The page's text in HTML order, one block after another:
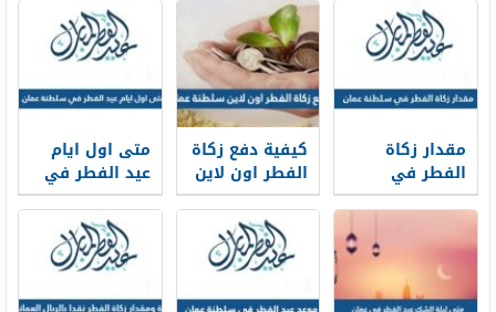
مقدار زكاة
الفطر في
سلطنة عمان
2026
كيفية دفع زكاة
الفطر اون لاين
سلطنة عمان
2026
متى اول ايام
عيد الفطر في
سلطنة عمان
2026